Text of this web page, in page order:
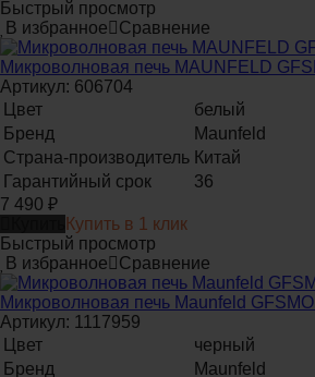
Быстрый просмотр
В избранное
Сравнение
Микроволновая печь MAUNFELD
Артикул: 606704
Цвет
белый
Бренд
Maunfeld
Страна-производитель Китай
Гарантийный срок
36
7 490 ₽
Купить в 1 клик
Быстрый просмотр
В избранное
Сравнение
Микроволновая печь Maunfeld
Артикул: 1117959
Цвет
черный
Бренд
Maunfeld